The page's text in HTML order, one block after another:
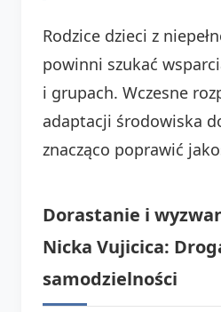
Rodzice dzieci z
powinni szukać
i grupach. Wczesne
adaptacji środowiska
znacząco poprawić
Dorastanie i
Nicka Vujicica:
samodzielności